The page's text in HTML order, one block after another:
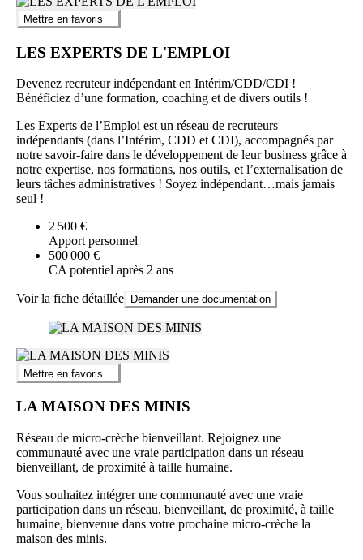
Mettre en favoris
LES EXPERTS DE L'EMPLOI
Devenez recruteur indépendant en Intérim/CDD/CDI !
Bénéficiez d’une formation, coaching et de divers outils !
Les Experts de l’Emploi est un réseau de recruteurs
indépendants (dans l’Intérim, CDD et CDI), accompagnés par
notre savoir-faire dans le développement de leur business grâce à
notre expertise, nos formations, nos outils, et l’externalisation de
leurs tâches administratives ! Soyez indépendant…mais jamais
seul !
2 500 €
Apport personnel
500 000 €
CA potentiel après 2 ans
Voir la fiche détaillée Demander une documentation
Mettre en favoris
LA MAISON DES MINIS
Réseau de micro-crèche bienveillant. Rejoignez une
communauté avec une vraie participation dans un réseau
bienveillant, de proximité à taille humaine.
Vous souhaitez intégrer une communauté avec une vraie
participation dans un réseau, bienveillant, de proximité, à taille
humaine, bienvenue dans votre prochaine micro-crèche la
maison des minis.